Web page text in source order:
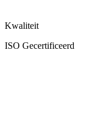
Kwaliteit
ISO Gecertificeerd